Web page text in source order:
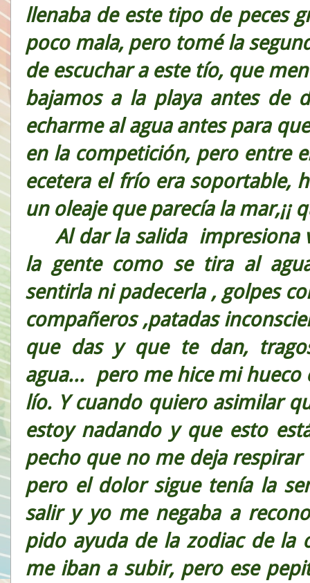
llenaba de este tipo de peces
poco mala, pero tomé la
de escuchar a este tío, que
bajamos a la playa antes de
echarme al agua antes para
en la competición, pero entre
ecetera el frío era soportable,
un oleaje que parecía la mar,¡¡
Al dar la salida impresiona
la gente como se tira al
sentirla ni padecerla , golpes
compañeros ,patadas
que das y que te dan,
agua... pero me hice mi hueco
lío. Y cuando quiero asimilar
estoy nadando y que esto
pecho que no me deja
pero el dolor sigue tenía la
salir y yo me negaba a
pido ayuda de la zodiac de la
me iban a subir, pero ese